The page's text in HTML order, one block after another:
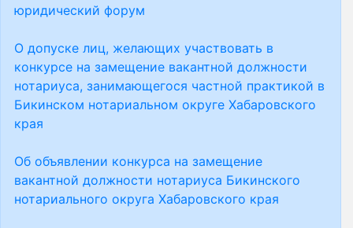
юридический форум
О допуске лиц, желающих участвовать в
конкурсе на замещение вакантной должности
нотариуса, занимающегося частной практикой в
Бикинском нотариальном округе Хабаровского
края
Об объявлении конкурса на замещение
вакантной должности нотариуса Бикинского
нотариального округа Хабаровского края